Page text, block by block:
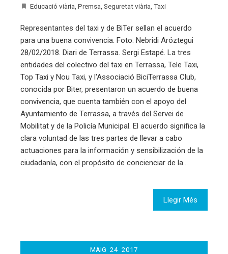
Educació viària Premsa Seguretat viària Taxi
Representantes del taxi y de BiTer sellan el acuerdo
para una buena convivencia. Foto: Nebridi Aróztegui
28/02/2018. Diari de Terrassa. Sergi Estapé. La tres
entidades del colectivo del taxi en Terrassa, Tele Taxi,
Top Taxi y Nou Taxi, y l'Associació BiciTerrassa Club,
conocida por Biter, presentaron un acuerdo de buena
convivencia, que cuenta también con el apoyo del
Ayuntamiento de Terrassa, a través del Servei de
Mobilitat y de la Policía Municipal. El acuerdo significa la
clara voluntad de las tres partes de llevar a cabo
actuaciones para la información y sensibilización de la
ciudadanía, con el propósito de concienciar de la…
Llegir Més
MAIG 24 2017